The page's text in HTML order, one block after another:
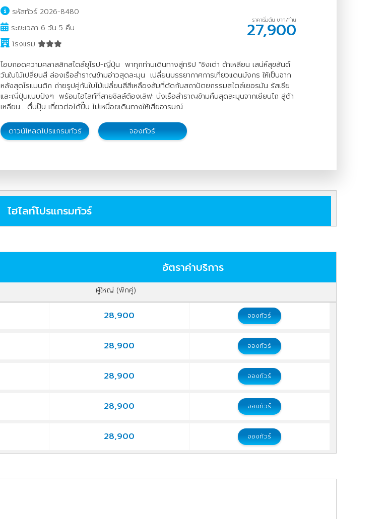
รหัสทัวร์ 2026-8480
ระยะเวลา 6 วัน 5 คืน
โรงแรม
ราคาเริ่มต้น บาท/ท่าน
27,900
โอบกอดความคลาสสิกสไตล์ยุโรป-ญี่ปุ่น พาทุกท่านเดินทางสู่ทริป "ชิงเต่า ต้าเหลียน เสน่ห์สุขสันต์
วันใบไม้เปลี่ยนสี ล่องเรือสำราญข้ามอ่าวสุดละมุน เปลี่ยนบรรยากาศการเที่ยวแดนมังกร ให้เป็นฉาก
หลังสุดโรแมนติก ถ่ายรูปคู่กับใบไม้เปลี่ยนสีสีเหลืองส้มที่ตัดกับสถาปัตยกรรมสไตล์เยอรมัน รัสเซีย
และญี่ปุ่นแบบปังๆ พร้อมไฮไลท์ที่สายชิลล์ต้องเลิฟ: นั่งเรือสำราญข้ามคืนสุดละมุนจากเยียนไถ สู่ต้า
เหลียน... ตื่นปุ๊บ เที่ยวต่อได้ปั๊บ ไม่เหนื่อยเดินทางให้เสียอารมณ์
ดาวน์โหลดโปรแกรมทัวร์ จองทัวร์
ไฮไลท์โปรแกรมทัวร์
อัตราค่าบริการ
ผู้ใหญ่ (พักคู่)
28,900 จองทัวร์
28,900 จองทัวร์
28,900 จองทัวร์
28,900 จองทัวร์
28,900 จองทัวร์